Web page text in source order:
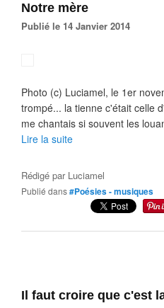
Notre mère
Publié le 14 Janvier 2014
Photo (c) Luciamel, le 1er
trompé... la tienne c'était celle
me chantais si souvent les
Lire la suite
Rédigé par Luciamel
Publié dans#Poésies - musiques
Il faut croire que c'est